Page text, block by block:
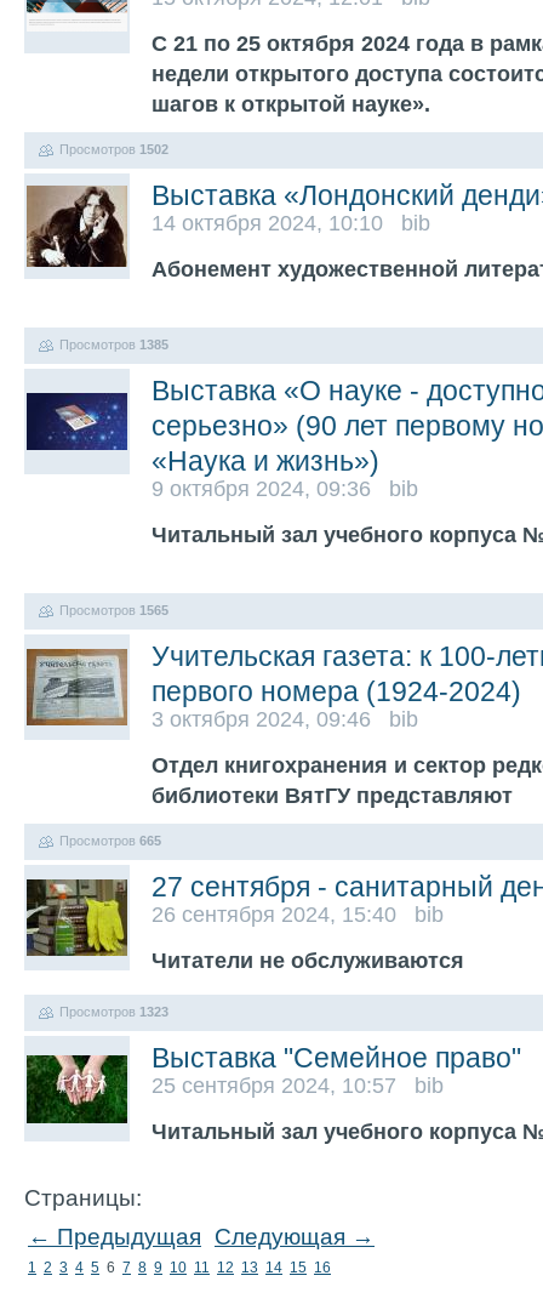
С 21 по 25 октября 2024 года в
недели открытого доступа
шагов к открытой науке».
Просмотров 1502
Выставка «Лондонский
14 октября 2024, 10:10 bib
Абонемент художественной
Просмотров 1385
Выставка «О науке -
серьезно» (90 лет первому
«Наука и жизнь»)
9 октября 2024, 09:36 bib
Читальный зал учебного корпуса
Просмотров 1565
Учительская газета: к 100-
первого номера (1924-2024)
3 октября 2024, 09:46 bib
Отдел книгохранения и сектор
библиотеки ВятГУ представляют
Просмотров 665
27 сентября - санитарный
26 сентября 2024, 15:40 bib
Читатели не обслуживаются
Просмотров 1323
Выставка "Семейное право"
25 сентября 2024, 10:57 bib
Читальный зал учебного корпуса
Страницы:
← Предыдущая Следующая →
1 2 3 4 5 6 7 8 9 10 11 12 13 14 15 16